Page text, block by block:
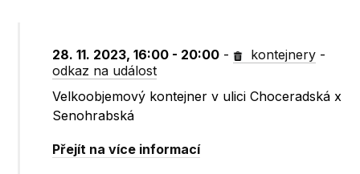
28. 11. 2023, 16:00 - 20:00 - kontejnery -
odkaz na událost
Velkoobjemový kontejner v ulici Choceradská x
Senohrabská
Přejít na více informací